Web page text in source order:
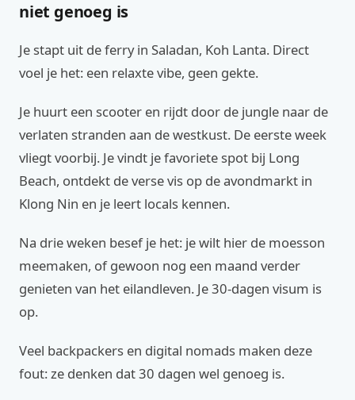
niet genoeg is
Je stapt uit de ferry in Saladan, Koh Lanta. Direct
voel je het: een relaxte vibe, geen gekte.
Je huurt een scooter en rijdt door de jungle naar de
verlaten stranden aan de westkust. De eerste week
vliegt voorbij. Je vindt je favoriete spot bij Long
Beach, ontdekt de verse vis op de avondmarkt in
Klong Nin en je leert locals kennen.
Na drie weken besef je het: je wilt hier de moesson
meemaken, of gewoon nog een maand verder
genieten van het eilandleven. Je 30-dagen visum is
op.
Veel backpackers en digital nomads maken deze
fout: ze denken dat 30 dagen wel genoeg is.